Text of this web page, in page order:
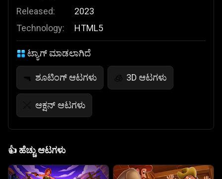
Released:
Technology:
2023
HTML5
ಟ್ಯಾಗ್ ಮಾಡಲಾಗಿದೆ
🔫 ಶೂಟಿಂಗ್ ಆಟಗಳು 🧊 3D ಆಟಗಳು
⚔️ ಆಕ್ಷನ್ ಆಟಗಳು
👍 ಹೆಚ್ಚು ಆಟಗಳು